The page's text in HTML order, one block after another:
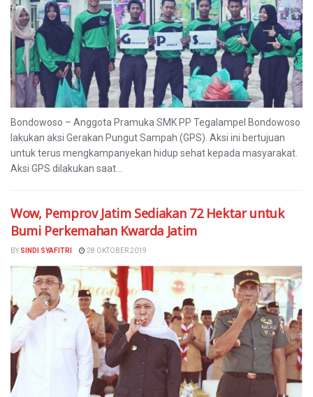
Bondowoso – Anggota Pramuka SMK PP Tegalampel Bondowoso
lakukan aksi Gerakan Pungut Sampah (GPS). Aksi ini bertujuan
untuk terus mengkampanyekan hidup sehat kepada masyarakat.
Aksi GPS dilakukan saat...
Wow, Pemprov Jatim Sediakan 72 Hektar untuk
Bumi Perkemahan Kwarda Jatim
BY SINDI SYAFITRI 28 OKTOBER 2019